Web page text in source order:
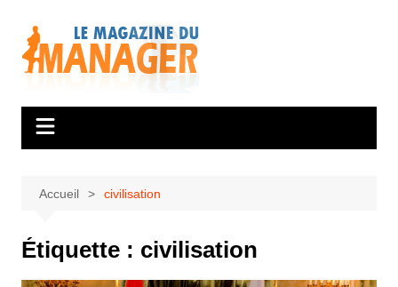
contenu
Accueil civilisation
Étiquette : civilisation